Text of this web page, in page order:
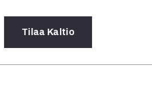
Tilaa Kaltio